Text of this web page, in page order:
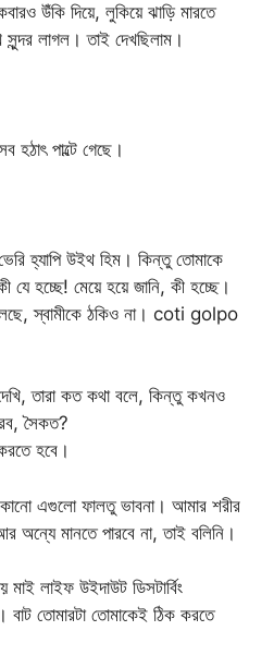
উঁকি দিয়ে, লুকিয়ে ঝাড়ি মারতে
লাগল। তাই দেখছিলাম।
পাল্টে গেছে।
হ্যাপি উইথ হিম। কিন্তু তোমাকে
যে হচ্ছে! মেয়ে হয়ে জানি, কী হচ্ছে।
স্বামীকে ঠকিও না। coti golpo
তারা কত কথা বলে, কিন্তু কখনও
সৈকত?
হবে।
এগুলো ফালতু ভাবনা। আমার শরীর
অন্যে মানতে পারবে না, তাই বলিনি।
লাইফ উইদাউট ডিসটার্বিং
তোমারটা তোমাকেই ঠিক করতে